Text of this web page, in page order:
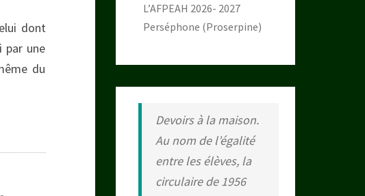
dont
par une
du
L’AFPEAH 2026- 2027
Perséphone (Proserpine)
Devoirs à la maison.
Au nom de l’égalité
entre les élèves, la
circulaire de 1956